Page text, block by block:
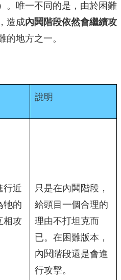
。唯一不同的是，由於困難
造成內鬨階段依然會繼續攻
的地方之一。
說明
行近
牠的
相攻
只是在內鬨階段，
給頭目一個合理的
理由不打坦克而
已。在困難版本，
內鬨階段還是會進
行攻擊。